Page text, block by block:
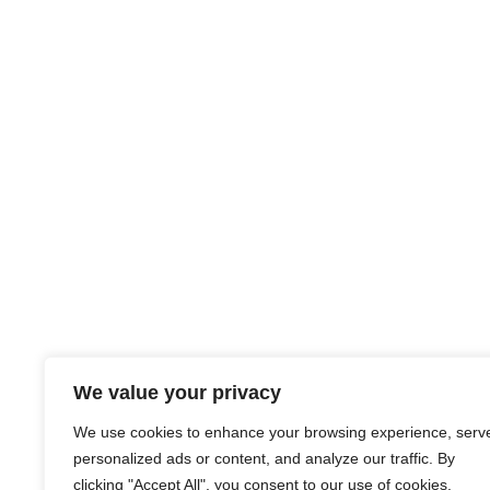
We value your privacy
We use cookies to enhance your browsing experience,
personalized ads or content, and analyze our traffic. By
clicking "Accept All", you consent to our use of cookies.